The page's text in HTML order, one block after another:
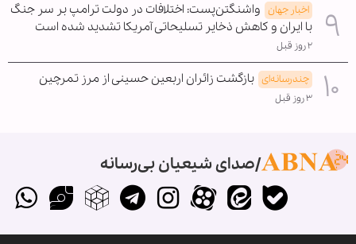
اخبار جهان واشنگتن‌پست: اختلافات در دولت ترامپ بر سر جنگ
با ایران و کاهش ذخایر تسلیحاتی آمریکا تشدید شده است
۲ روز قبل
چندرسانه‌ای بازگشت زائران اربعین حسینی از مرز تمرچین
۳ روز قبل
صدای شیعیان بی‌رسانه